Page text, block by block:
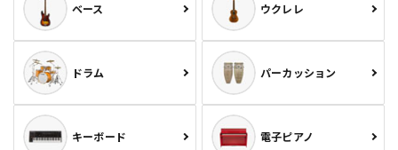
ベース ウクレレ
ドラム パーカッション
キーボード 電子ピアノ